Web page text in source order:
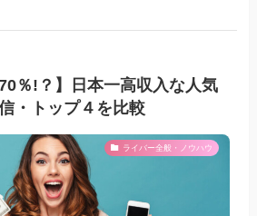
70％!？】日本一高収入な人気
・トップ４を比較
ライバー全般・ノウハウ